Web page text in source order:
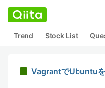
Trend Stock List
VagrantでUbuntu